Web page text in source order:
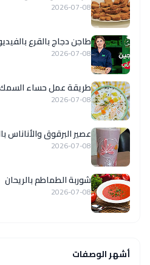
2026-07-08
طاجن دجاج بالقرع
2026-07-08
طريقة عمل حساء السمك
2026-07-08
عصير البرقوق والأناناس
2026-07-08
شوربة الطماطم بالريحان
2026-07-08
أشهر الوصفات